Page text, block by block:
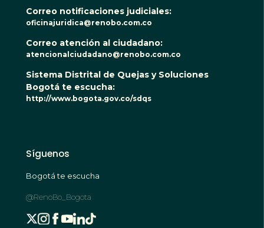
Correo notificaciones judiciales:
oficinajuridica@renobo.com.co
Correo atención al ciudadano:
atencionalciudadano@renobo.com.co
Sistema Distrital de Quejas y Soluciones
Bogotá te escucha:
http://www.bogota.gov.co/sdqs
Síguenos
Bogotá te escucha
@RenoBo_Bogota